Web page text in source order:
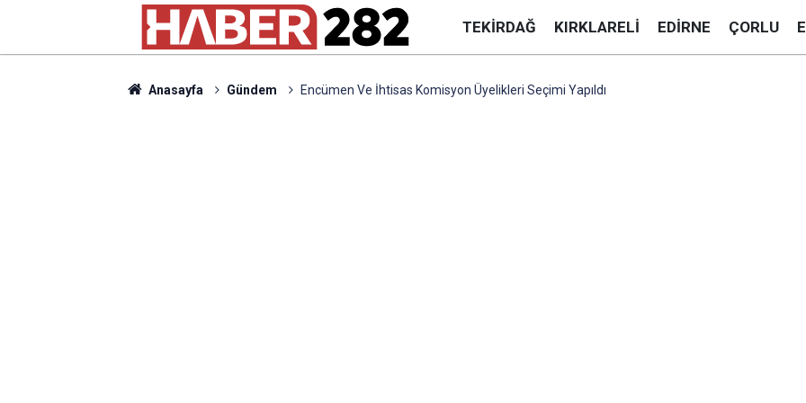
TEKIRDAĞ KIRKLARELI EDIRNE ÇORLU
Anasayfa Gündem Encümen Ve İhtisas Komisyon Üyelikleri Seçimi Yapıldı